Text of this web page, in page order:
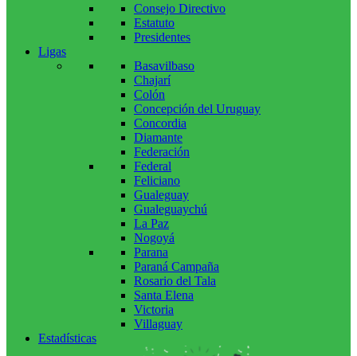
Consejo Directivo
Estatuto
Presidentes
Ligas
Basavilbaso
Chajarí
Colón
Concepción del Uruguay
Concordia
Diamante
Federación
Federal
Feliciano
Gualeguay
Gualeguaychú
La Paz
Nogoyá
Parana
Paraná Campaña
Rosario del Tala
Santa Elena
Victoria
Villaguay
Estadísticas